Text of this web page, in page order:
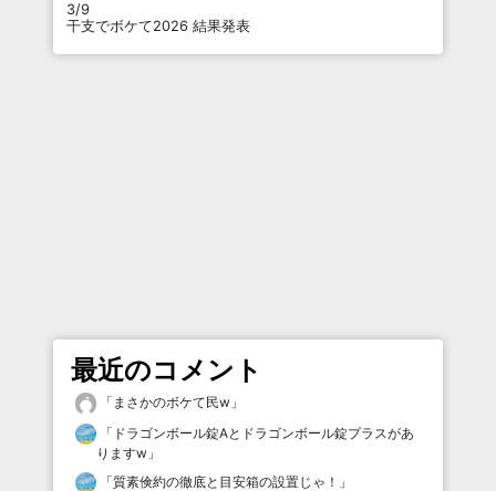
3/9
干支でボケて2026 結果発表
最近のコメント
「 まさかのボケて民w 」
「 ドラゴンボール錠Aとドラゴンボール錠プラスがあ
りますw 」
「質素倹約の徹底と目安箱の設置じゃ！ 」